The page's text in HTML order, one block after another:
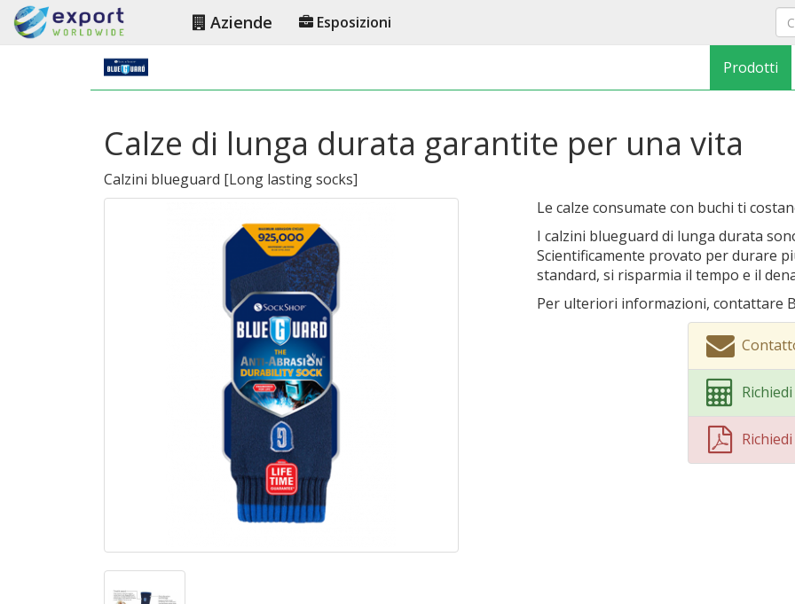
Aziende Esposizioni
Prodotti
Calze di lunga durata garantite per una vita
Calzini blueguard [Long lasting socks]
Le calze consumate con buchi ti
I calzini blueguard di lunga durata
Scientificamente provato per durare
standard, si risparmia il tempo e il
Per ulteriori informazioni, contattare